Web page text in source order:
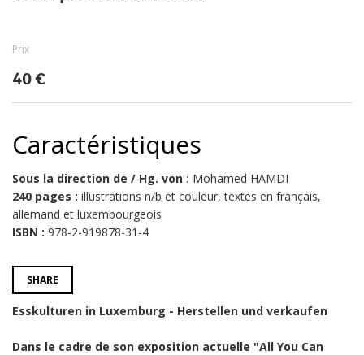
Prix
40 €
Caractéristiques
Sous la direction de / Hg. von : Mohamed HAMDI
240 pages : illustrations n/b et couleur, textes en français,
allemand et luxembourgeois
ISBN : 978-2-919878-31-4
SHARE
Esskulturen in Luxemburg - Herstellen und verkaufen
Dans le cadre de son exposition actuelle "All You Can